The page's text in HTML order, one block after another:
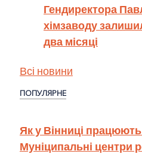
Гендиректора
хімзаводу
два місяці
Всі новини
ПОПУЛЯРНЕ
Як у Вінниці працюють
Муніципальні центри